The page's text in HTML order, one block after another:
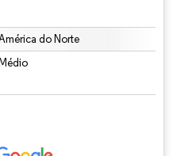
do Norte
Médio
requer atribuição conforme CC BY 4.0.